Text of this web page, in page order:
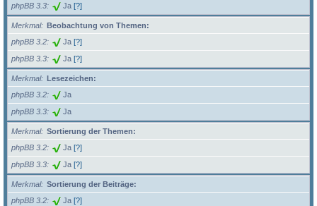
phpBB 3.3 Ja [?]
Merkmal
Beobachtung von Themen:
phpBB 3.2
Ja [?]
phpBB 3.3 Ja [?]
Merkmal
Lesezeichen:
phpBB 3.2
Ja
phpBB 3.3 Ja
Merkmal
Sortierung der Themen:
phpBB 3.2
Ja [?]
phpBB 3.3 Ja [?]
Merkmal
Sortierung der Beiträge:
phpBB 3.2
Ja [?]